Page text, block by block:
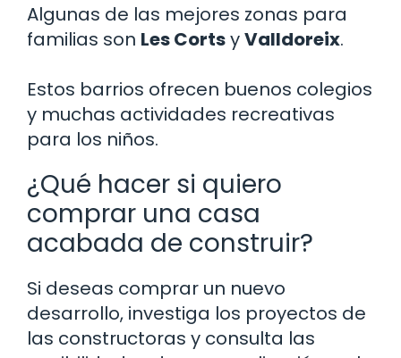
Algunas de las mejores zonas para
familias son Les CortsyValldoreix.
Estos barrios ofrecen buenos colegios
y muchas actividades recreativas
para los niños.
¿Qué hacer si quiero
comprar una casa
acabada de construir?
Si deseas comprar un nuevo
desarrollo, investiga los proyectos de
las constructoras y consulta las